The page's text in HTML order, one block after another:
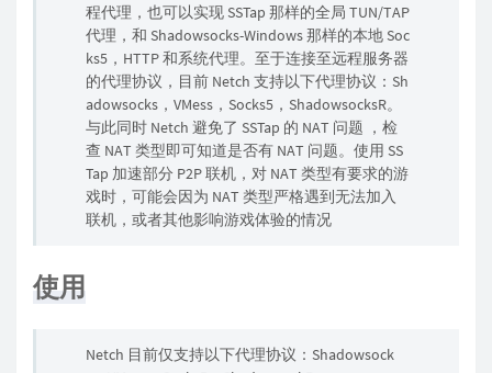
程代理，也可以实现 SSTap 那样的全局 TUN/TAP
代理，和 Shadowsocks-Windows 那样的本地 Soc
ks5，HTTP 和系统代理。至于连接至远程服务器
的代理协议，目前 Netch 支持以下代理协议：Sh
adowsocks，VMess，Socks5，ShadowsocksR。
与此同时 Netch 避免了 SSTap 的 NAT 问题 ，检
查 NAT 类型即可知道是否有 NAT 问题。使用 SS
Tap 加速部分 P2P 联机，对 NAT 类型有要求的游
戏时，可能会因为 NAT 类型严格遇到无法加入
联机，或者其他影响游戏体验的情况
使用
Netch 目前仅支持以下代理协议：Shadowsock